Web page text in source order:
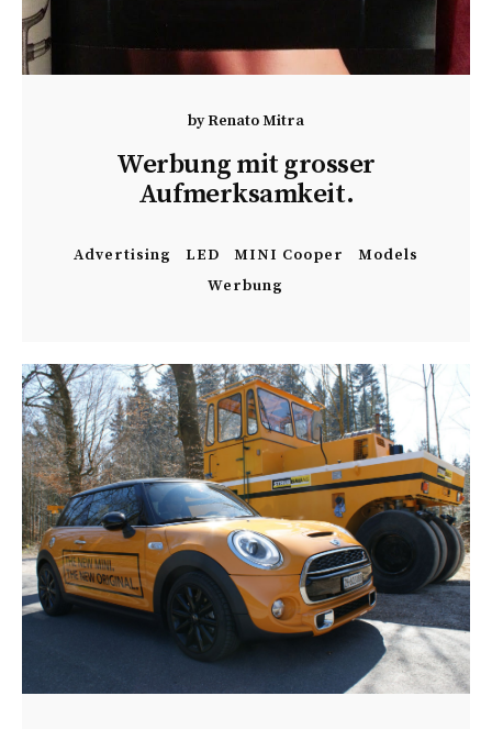
byRenato Mitra
Werbung mit grosser
Aufmerksamkeit.
Advertising LED MINI Cooper
Models
Werbung